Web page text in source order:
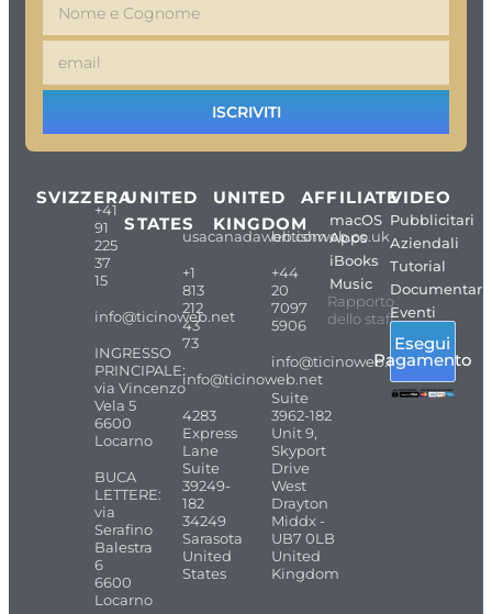
ISCRIVITI
SVIZZERA
+41
91
225
37
15
info@ticinoweb.net
INGRESSO
PRINCIPALE:
via Vincenzo
Vela 5
6600
Locarno
BUCA
LETTERE:
via
Serafino
Balestra
6
6600
Locarno
UNITED
STATES
usacanadaweb.com
+1
813
212
43
73
info@ticinoweb.net
4283
Express
Lane
Suite
39249-
182
34249
Sarasota
United
States
UNITED
KINGDOM
britishweb.co.uk
+44
20
7097
5906
info@ticinoweb.net
Suite
3962-182
Unit 9,
Skyport
Drive
West
Drayton
Middx -
UB7 0LB
United
Kingdom
AFFILIATE
macOS
Apps
iBooks
Music
Rapporto
dello staff
VIDEO
Pubblicitari
Aziendali
Tutorial
Documentari
Eventi
Esegui
Pagamento